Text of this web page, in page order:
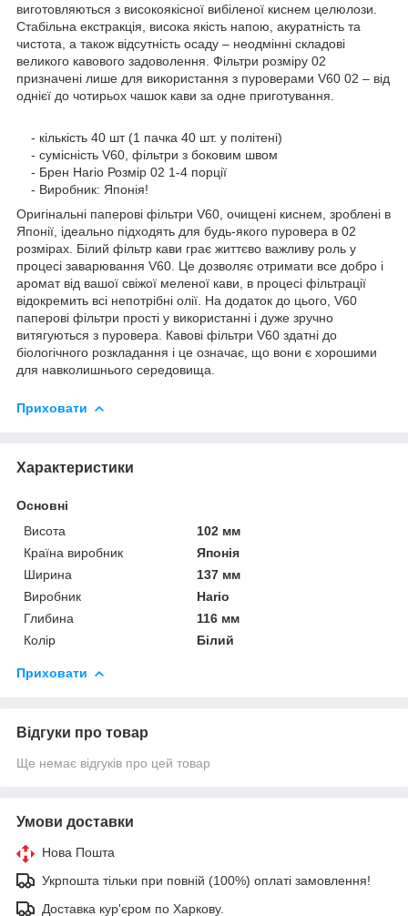
виготовляються з високоякісної вибіленої киснем целюлози.
Стабільна екстракція, висока якість напою, акуратність та
чистота, а також відсутність осаду – неодмінні складові
великого кавового задоволення. Фільтри розміру 02
призначені лише для використання з пуроверами V60 02 – від
однієї до чотирьох чашок кави за одне приготування.
- кількість 40 шт (1 пачка 40 шт. у політені)
- сумісність V60, фільтри з боковим швом
- Брен Hario Розмір 02 1-4 порції
- Виробник: Японія!
Оригінальні паперові фільтри V60, очищені киснем, зроблені в
Японії, ідеально підходять для будь-якого пуровера в 02
розмірах. Білий фільтр кави грає життєво важливу роль у
процесі заварювання V60. Це дозволяє отримати все добро і
аромат від вашої свіжої меленої кави, в процесі фільтрації
відокремить всі непотрібні олії. На додаток до цього, V60
паперові фільтри прості у використанні і дуже зручно
витягуються з пуровера. Кавові фільтри V60 здатні до
біологічного розкладання і це означає, що вони є хорошими
для навколишнього середовища.
Приховати
Характеристики
Основні
Висота
102 мм
Країна виробник
Японія
Ширина
137 мм
Виробник
Hario
Глибина
116 мм
Колір
Білий
Приховати
Відгуки про товар
Ще немає відгуків про цей товар
Умови доставки
Нова Пошта
Укрпошта тільки при повній (100%) оплаті замовлення!
Доставка кур'єром по Харкову.